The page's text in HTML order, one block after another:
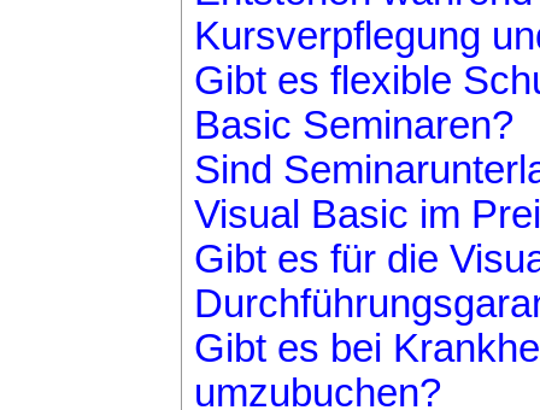
Kursverpflegung
Gibt es flexible
Basic Seminaren?
Sind
Visual Basic im
Gibt es für die
Gibt es bei
umzubuchen?